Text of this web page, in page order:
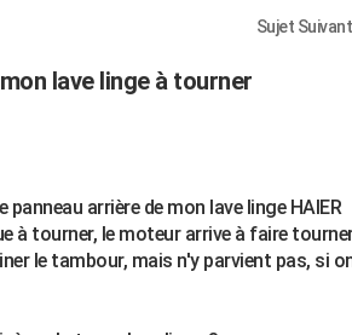
Sujet Suivant
lave linge à tourner
arrière de mon lave linge HAIER
à tourner, le moteur arrive à faire
le tambour, mais n'y parvient pas, si